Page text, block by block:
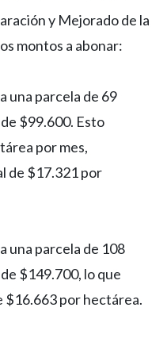
y Mejorado de la
montos a abonar:
una parcela de 69
$99.600. Esto
por mes,
de $17.321 por
una parcela de 108
$149.700, lo que
$16.663 por hectárea.